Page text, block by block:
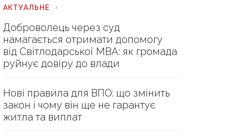
АКТУАЛЬНЕ
Доброволець через суд
намагається отримати допомогу
від Світлодарської МВА: як громада
руйнує довіру до влади
Нові правила для ВПО: що змінить
закон і чому він ще не гарантує
житла та виплат